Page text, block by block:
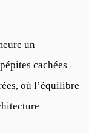
un
cachées
où l’équilibre